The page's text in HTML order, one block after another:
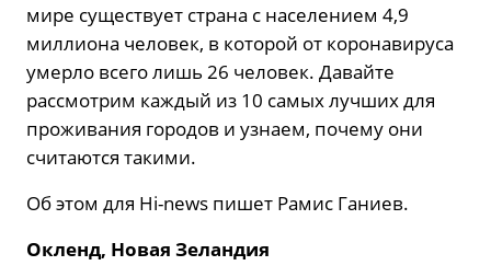
мире существует страна с населением 4,9
миллиона человек, в которой от коронавируса
умерло всего лишь 26 человек. Давайте
рассмотрим каждый из 10 самых лучших для
проживания городов и узнаем, почему они
считаются такими.
Об этом для Hi-news пишет Рамис Ганиев.
Окленд, Новая Зеландия